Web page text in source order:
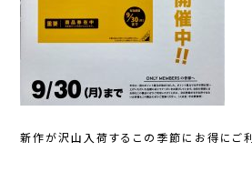
新作が沢山入荷するこの季節にお得にご利